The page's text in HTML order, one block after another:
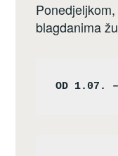
blagdanima
OD 1.07.